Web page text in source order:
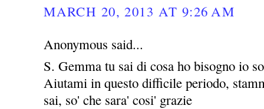
MARCH 20, 2013 AT 9:26 AM
Anonymous said...
S. Gemma tu sai di cosa ho bisogno io
Aiutami in questo difficile periodo,
sai, so' che sara' cosi' grazie